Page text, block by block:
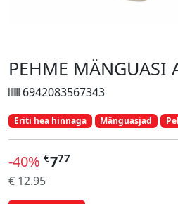
PEHME MÄNGUASI
6942083567343
Eriti hea hinnaga Mänguasjad
-40% €777
€ 12.95